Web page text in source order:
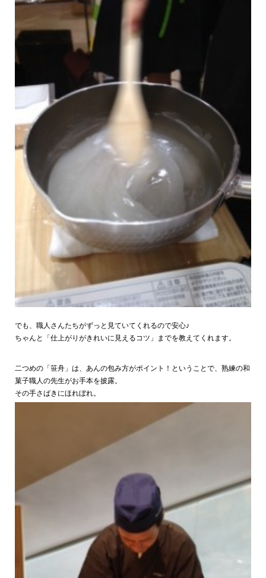
でも、職人さんたちがずっと見ていてくれるので安心♪
ちゃんと「仕上がりがきれいに見えるコツ」までを教えてくれます。
二つめの「笹舟」は、あんの包み方がポイント！ということで、熟練の和
菓子職人の先生がお手本を披露。
その手さばきにほれぼれ。